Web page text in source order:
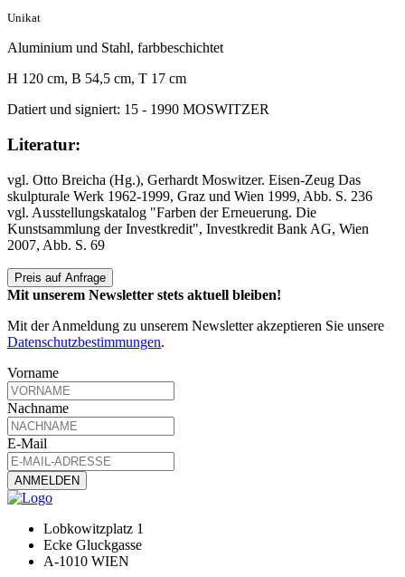
Unikat
Aluminium und Stahl, farbbeschichtet
H 120 cm, B 54,5 cm, T 17 cm
Datiert und signiert: 15 - 1990 MOSWITZER
Literatur:
vgl. Otto Breicha (Hg.), Gerhardt Moswitzer. Eisen-Zeug Das
skulpturale Werk 1962-1999, Graz und Wien 1999, Abb. S. 236
vgl. Ausstellungskatalog "Farben der Erneuerung. Die
Kunstsammlung der Investkredit", Investkredit Bank AG, Wien
2007, Abb. S. 69
Preis auf Anfrage
Mit unserem Newsletter stets aktuell bleiben!
Mit der Anmeldung zu unserem Newsletter akzeptieren Sie unsere
Datenschutzbestimmungen.
Vorname
Nachname
E-Mail
Lobkowitzplatz 1
Ecke Gluckgasse
A-1010 WIEN